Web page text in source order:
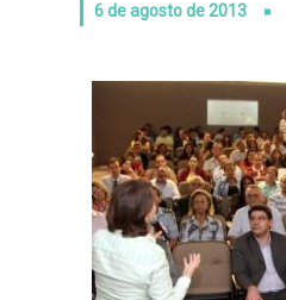
6 de agosto de 2013